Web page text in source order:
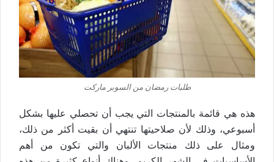
طلبات رمضان من السوبر ماركت
هذه هي قائمة بالمنتجات التي يجب أن تحصلي عليها بشكل
أسبوعي، وذلك لأن صلاحيتها تنتهي أن بقيت أكثر من ذلك،
ومثال على ذلك منتجات الألبان والتي تكون من أهم